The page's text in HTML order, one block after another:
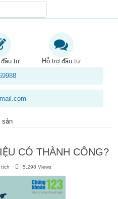
tư
Hỗ trợ đầu tư
sản
CÓ THÀNH CÔNG?
tích 5,298 Views